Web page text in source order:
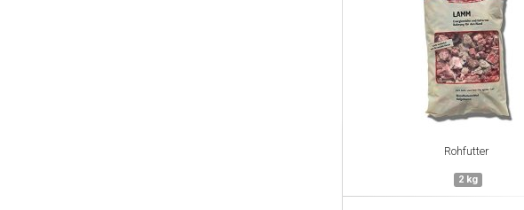
Rohfutter
2 kg